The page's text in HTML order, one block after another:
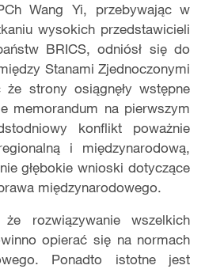
Wang Yi, przebywając w
wysokich przedstawicieli
BRICS, odniósł się do
Stanami Zjednoczonymi
że strony osiągnęły wstępne
memorandum na pierwszym
konflikt poważnie
i międzynarodową,
głębokie wnioski dotyczące
międzynarodowego.
rozwiązywanie wszelkich
opierać się na normach
Ponadto istotne jest